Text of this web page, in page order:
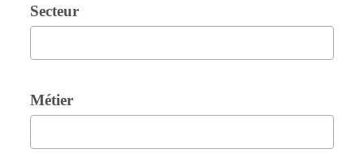
Secteur
Métier